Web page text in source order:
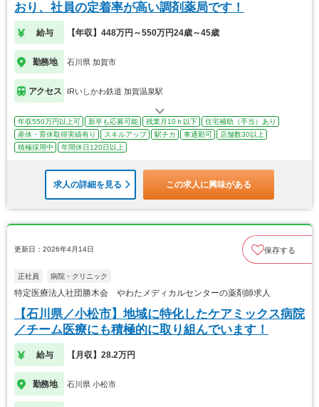
おり、社員の定着率が高い調剤薬局です！
給与 【年収】448万円～550万円24歳～45歳
勤務地 石川県 加賀市
アクセス IRいしかわ鉄道 加賀温泉駅
年収550万円以上可 新卒も応募可能 残業月10ｈ以下
住宅補助（手当）あり
産休・育休取得実績有り
スキルアップ 駅チカ 車通勤可
店舗数30以上
積極採用中
年間休日120日以上
求人の詳細を見る この求人に興味がある
更新日：2026年4月14日 保存する
正社員 病院・クリニック
特定医療法人社団勝木会 やわたメディカルセンターの薬剤師求人
【石川県／小松市】地域に特化したケアミックス病院
／チーム医療にも積極的に取り組んでいます！
給与 【月収】28.2万円
勤務地 石川県 小松市